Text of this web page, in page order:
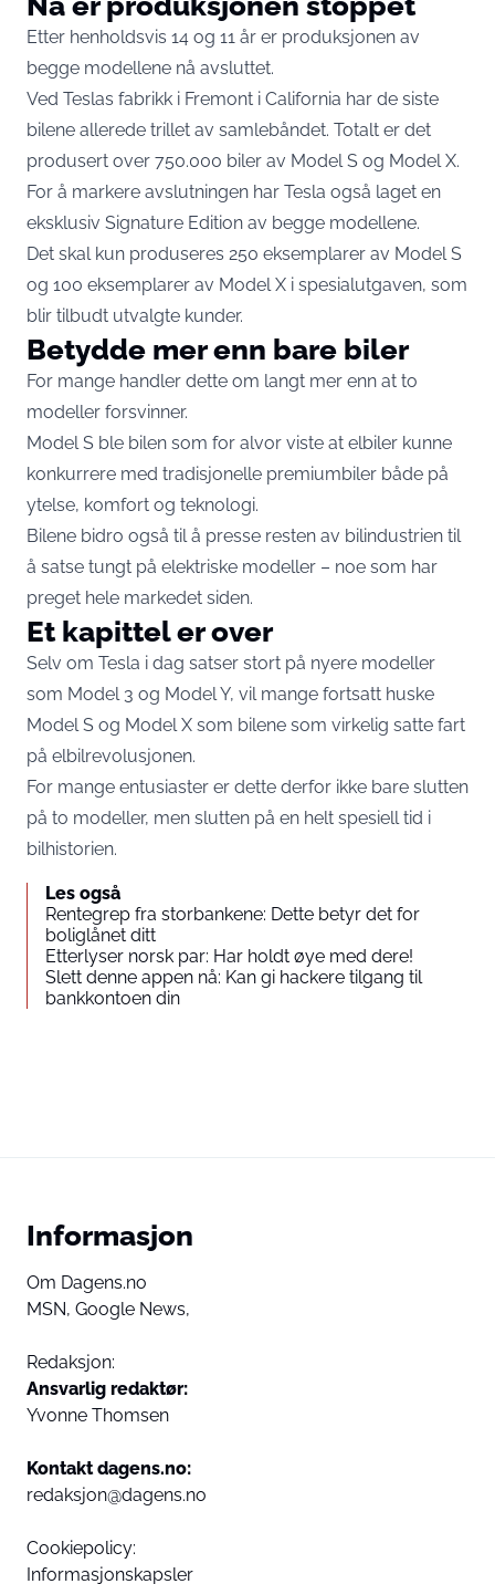
Etter henholdsvis 14 og 11 år er produksjonen av
begge modellene nå avsluttet.
Ved Teslas fabrikk i Fremont i California har de siste
bilene allerede trillet av samlebåndet. Totalt er det
produsert over 750.000 biler av Model S og Model X.
For å markere avslutningen har Tesla også laget en
eksklusiv Signature Edition av begge modellene.
Det skal kun produseres 250 eksemplarer av Model S
og 100 eksemplarer av Model X i spesialutgaven, som
blir tilbudt utvalgte kunder.
Betydde mer enn bare biler
For mange handler dette om langt mer enn at to
modeller forsvinner.
Model S ble bilen som for alvor viste at elbiler kunne
konkurrere med tradisjonelle premiumbiler både på
ytelse, komfort og teknologi.
Bilene bidro også til å presse resten av bilindustrien til
å satse tungt på elektriske modeller – noe som har
preget hele markedet siden.
Et kapittel er over
Selv om Tesla i dag satser stort på nyere modeller
som Model 3 og Model Y, vil mange fortsatt huske
Model S og Model X som bilene som virkelig satte fart
på elbilrevolusjonen.
For mange entusiaster er dette derfor ikke bare slutten
på to modeller, men slutten på en helt spesiell tid i
bilhistorien.
Les også
Rentegrep fra storbankene: Dette betyr det for
boliglånet ditt
Etterlyser norsk par: Har holdt øye med dere!
Slett denne appen nå: Kan gi hackere tilgang til
bankkontoen din
Informasjon
Om Dagens.no
MSN, Google News,
Redaksjon:
Ansvarlig redaktør:
Yvonne Thomsen
Kontakt dagens.no:
redaksjon@dagens.no
Cookiepolicy:
Informasjonskapsler